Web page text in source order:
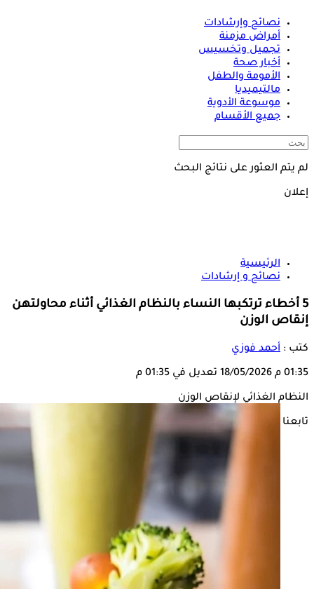
نصائح وإرشادات
أمراض مزمنة
تجميل وتخسيس
أخبار صحة
الأمومة والطفل
مالتيميديا
موسوعة الأدوية
جميع الأقسام
لم يتم العثور على نتائج البحث
إعلان
الرئيسية
نصائح و إرشادات
5 أخطاء ترتكبها النساء بالنظام الغذائي أثناء محاولتهن
إنقاص الوزن
كتب : أحمد فوزي
01:35 م 18/05/2026 تعديل في 01:35 م
النظام الغذائي لإنقاص الوزن
تابعنا على